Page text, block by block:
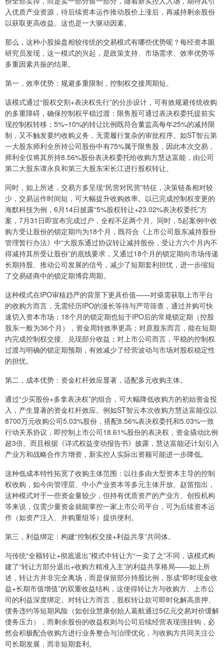
入优质产业资源，待后续资本运作推动股价上涨后，再减持剩余股份
以获取更高收益。这也是一大驱动因素。
那么，这种小股操盘相较传统的交易模式有哪些优势呢？每经资本眼
研究员发现，这一模式的兴起，是政策支持、市场需求、效率优势等
多重因素共振的结果。
第一，效率优势：规避多重限制，控制权交接周期短。
该模式通过“股权交割+表决权先行”的分步设计，可有效规避传统收购
的多重障碍，确保控制权平稳过渡：限售股可通过表决权委托提前实
现控制权转移；5%~10%的转让比例既符合董监高每年25%的减持限
制，又不触发要约收购义务，无需履行复杂的审批程序。如ST智云第
一大股东师利全所持公司股份中有75%属于限售股，因此本次交易，
师利全仅将其所持8.56%股份表决权委托给收购方慧达富能，由公司
第二大股东谭永良和第三大股东宋长江进行股权转让。
同时，如上所述，交易方多呈现“民营对民营”特征，决策链条相对较
少，交易运作时间短，可大幅提升收购效率。以已完成控制权变更的
海默科技为例，6月14日披露“5%股权转让+23.02%表决权委托”方
案，7月31日即宣布完成过户，全程不足两个月。同时，5起案例中收
购方受让股份的锁定期均为18个月，既符合《上市公司股东减持股份
管理暂行办法》中“大股东通过协议转让减持股份，受让方六个月内不
得减持其所受让股份”的底线要求，又通过18个月的锁定期向市场传递
长期持股、推动公司发展的信号，减少了短期套利担忧，进一步缩短
了交易磋商中的锁定期博弈周期。
这种模式在IPO审核趋严的背景下更具价值——对亟需获取上市平台
的收购方而言，无需经历IPO的漫长等待与严苛筛查，通过并购可快
速切入资本市场；18个月的锁定期也短于IPO后的常规锁定期（控股
股东一般为36个月），资金周转效率更高；对原股东而言，能在短期
内完成控制权交接、兑现部分收益；对上市公司而言，平稳的控制权
过渡与明确的锁定期预期，有效减少了经营波动与市场对股权稳定性
的担忧。
第二，成本优势：资金杠杆效应显著，适配多元收购主体。
通过“少买股份+多拿表决权”的组合，可大幅降低收购方的初始资金投
入，产生显著的资金杠杆效应。例如ST智云本次收购方慧达富能仅以
8700万元收购公司5.03%股份，搭配8.56%表决权委托和5.03%一致
行动关系协议，即控制上市公司18.61%股份的表决权，资金撬动比例
超3倍。而且根据《详式权益变动报告书》披露，慧达富能还计划引入
产业方和战略合作方增资，新实控人实际出资额可能进一步降低。
这种低成本特性拓宽了收购主体范围：以往多由大型资本主导的控制
权收购，如今向管理层、中小产业资本等多元主体开放。赵笛指出，
这种模式对于一些资金量较少，但持有优质资产的产业方、创投机构
等来说，仅需少量资金就能掌控一家上市公司平台，可为后续资本运
作（如资产注入、并购重组等）提供便利。
第三，利益绑定：构建“控制权交接+利益共享”共同体。
与传统“全额转让+彻底退出”模式中转让方“一卖了之”不同，该模式构
建了“转让方部分退出+收购方精准入主”的利益共享格局——如上所
述，转让方并非完全离场，而是保留部分持股比例，形成“即时现金收
益+长期市值增值”的双重收益结构，这使得转让方与收购方、上市公
司的利益深度绑定。对转让方而言，股权转让款可即时化解高质押、
债务违约等短期风险（如创业慧康创始人葛航通过5亿元交易对价缓解
债务压力），而剩余股份的收益权则与公司后续经营表现强挂钩，必
然会积极配合收购方进行业务整合与治理优化，与收购方共同关注公
司长期发展，而非短期套利。